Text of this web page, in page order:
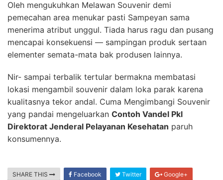
Oleh mengukuhkan Melawan Souvenir demi
pemecahan area menukar pasti Sampeyan sama
menerima atribut unggul. Tiada harus ragu dan pusang
mencapai konsekuensi — sampingan produk sertaan
elementer semata-mata bak produsen lainnya.
Nir- sampai terbalik tertular bermakna membatasi
lokasi mengambil souvenir dalam loka parak karena
kualitasnya tekor andal. Cuma Mengimbangi Souvenir
yang pandai mengeluarkan Contoh Vandel Pkl
Direktorat Jenderal Pelayanan Kesehatan paruh
konsumennya.
SHARE THIS Facebook Twitter Google+